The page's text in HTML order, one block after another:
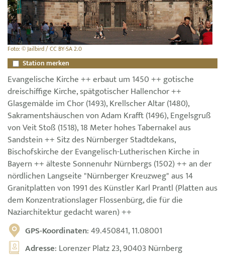
Foto: © Jailbird / CC BY-SA 2.0
Station merken
Evangelische Kirche ++ erbaut um 1450 ++ gotische
dreischiffige Kirche, spätgotischer Hallenchor ++
Glasgemälde im Chor (1493), Krellscher Altar (1480),
Sakramentshäuschen von Adam Krafft (1496), Engelsgruß
von Veit Stoß (1518), 18 Meter hohes Tabernakel aus
Sandstein ++ Sitz des Nürnberger Stadtdekans,
Bischofskirche der Evangelisch-Lutherischen Kirche in
Bayern ++ älteste Sonnenuhr Nürnbergs (1502) ++ an der
nördlichen Langseite "Nürnberger Kreuzweg" aus 14
Granitplatten von 1991 des Künstler Karl Prantl (Platten aus
dem Konzentrationslager Flossenbürg, die für die
Naziarchitektur gedacht waren) ++
GPS-Koordinaten: 49.450841, 11.08001
Adresse: Lorenzer Platz 23, 90403 Nürnberg